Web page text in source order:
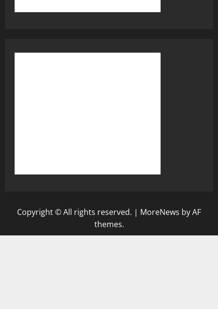
Copyright © All rights reserved. | MoreNews by AF
themes.